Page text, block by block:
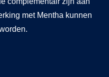
met Mentha kunnen